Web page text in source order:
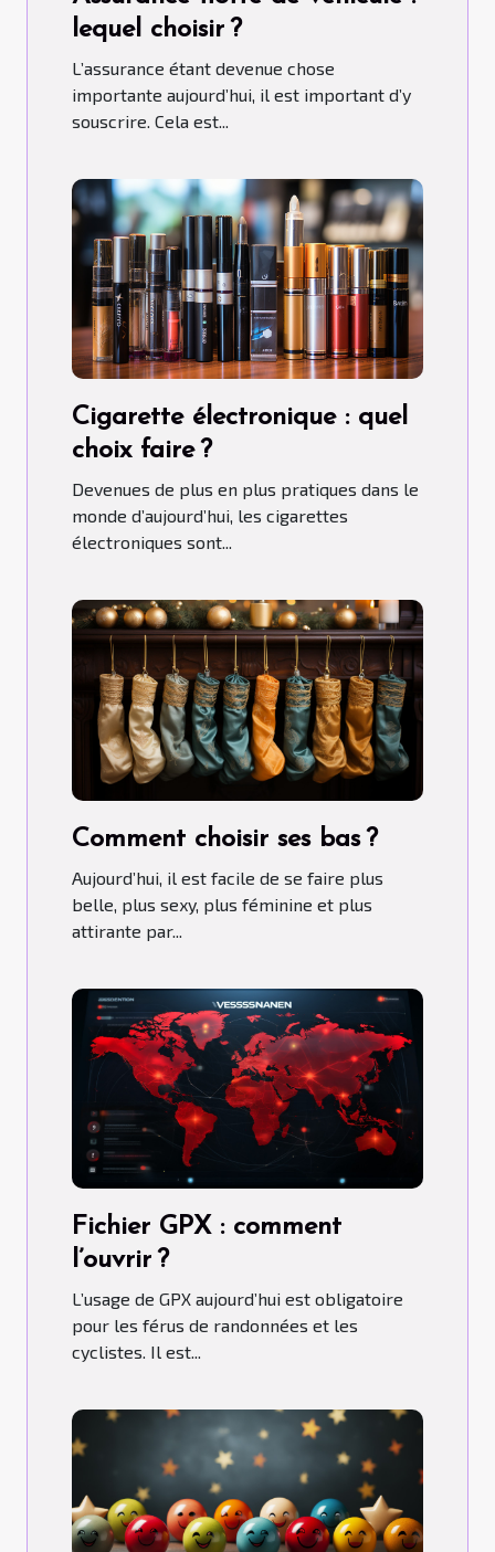
lequel choisir ?
L’assurance étant devenue chose
importante aujourd’hui, il est important d’y
souscrire. Cela est...
Cigarette électronique : quel
choix faire ?
Devenues de plus en plus pratiques dans le
monde d’aujourd’hui, les cigarettes
électroniques sont...
Comment choisir ses bas ?
Aujourd’hui, il est facile de se faire plus
belle, plus sexy, plus féminine et plus
attirante par...
Fichier GPX : comment
l’ouvrir ?
L’usage de GPX aujourd’hui est obligatoire
pour les férus de randonnées et les
cyclistes. Il est...